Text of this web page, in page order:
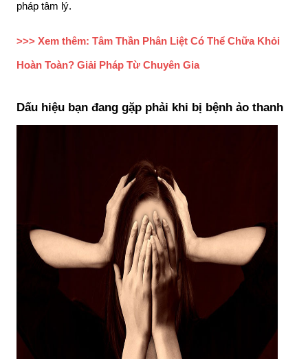
pháp tâm lý.
>>> Xem thêm: Tâm Thần Phân Liệt Có Thể Chữa Khỏi
Hoàn Toàn? Giải Pháp Từ Chuyên Gia
Dấu hiệu bạn đang gặp phải khi bị bệnh ảo thanh